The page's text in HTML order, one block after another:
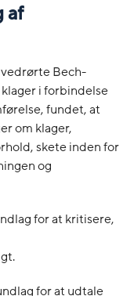
af
vedrørte Bech-
i forbindelse
fundet, at
om klager,
skete inden for
og
for at kritisere,
for at udtale